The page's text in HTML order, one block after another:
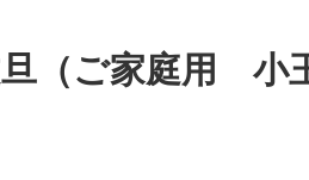
旦（ご家庭用 小